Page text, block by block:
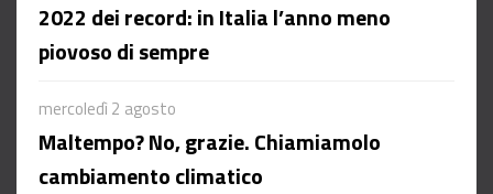
2022 dei record: in Italia l’anno meno
piovoso di sempre
mercoledì 2 agosto
Maltempo? No, grazie. Chiamiamolo
cambiamento climatico